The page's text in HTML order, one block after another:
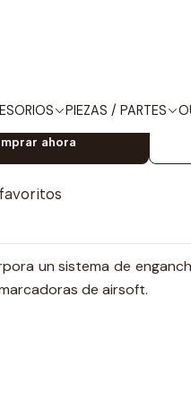
PIEZAS / PARTES
DE
ahora
un sistema de
de airsoft.